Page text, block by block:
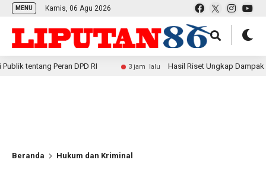
MENU Kamis, 06 Agu 2026
Peran DPD RI 3 jam lalu Hasil Riset Ungkap Dampak Positif
Beranda Hukum dan Kriminal